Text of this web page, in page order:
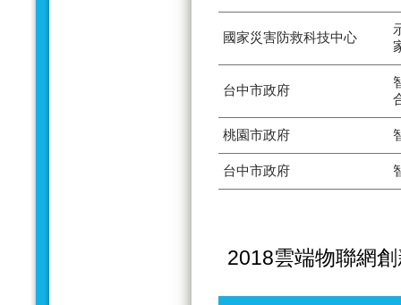
國家災害防救科技中心
台中市政府
桃園市政府
台中市政府
2018雲端物聯網